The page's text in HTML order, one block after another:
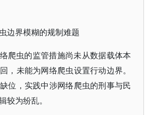
边界模糊的规制难题
爬虫的监管措施尚未从数据载体本
，未能为网络爬虫设置行动边界。
位，实践中涉网络爬虫的刑事与民
较为纷乱。